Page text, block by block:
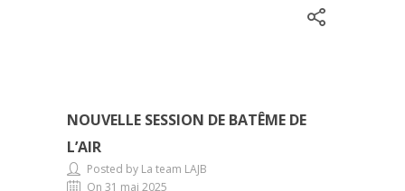
NOUVELLE SESSION DE BATÊME DE
L’AIR
Posted by La team LAJB
On 31 mai 2025